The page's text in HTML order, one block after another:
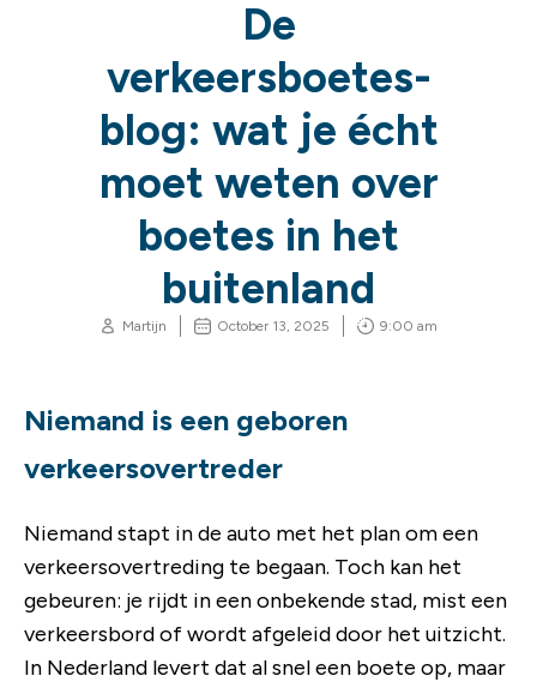
De
verkeersboetes-
blog: wat je écht
moet weten over
boetes in het
buitenland
Martijn October 13, 2025 9:00 am
Niemand is een geboren
verkeersovertreder
Niemand stapt in de auto met het plan om een
verkeersovertreding te begaan. Toch kan het
gebeuren: je rijdt in een onbekende stad, mist een
verkeersbord of wordt afgeleid door het uitzicht.
In Nederland levert dat al snel een boete op, maar